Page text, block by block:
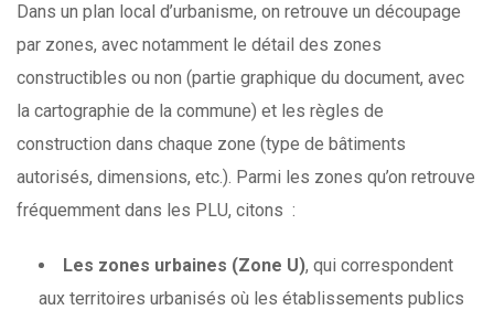
Dans un plan local d’urbanisme, on retrouve un découpage
par zones, avec notamment le détail des zones
constructibles ou non (partie graphique du document, avec
la cartographie de la commune) et les règles de
construction dans chaque zone (type de bâtiments
autorisés, dimensions, etc.). Parmi les zones qu’on retrouve
fréquemment dans les PLU, citons :
Les zones urbaines (Zone U), qui correspondent
aux territoires urbanisés où les établissements publics